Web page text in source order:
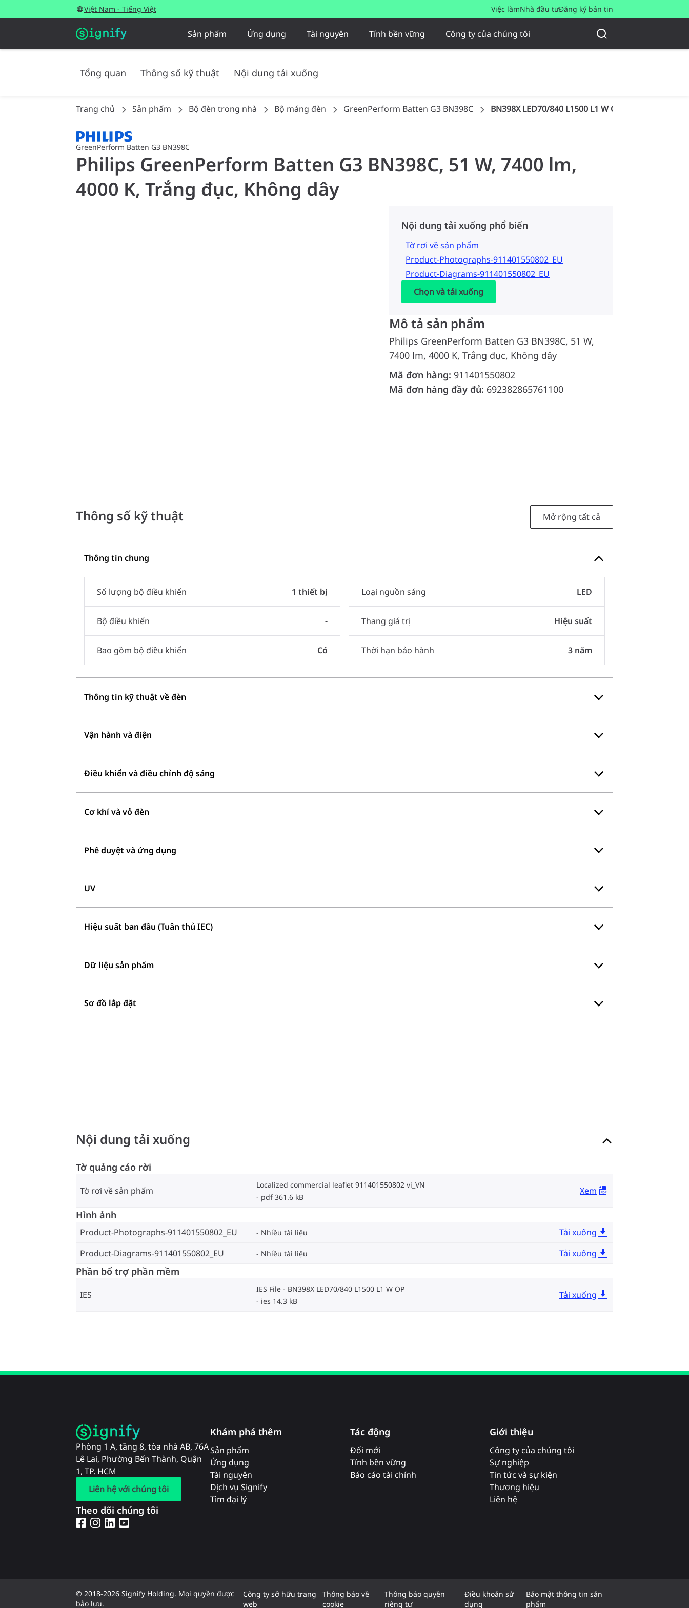
Việt Nam - Tiếng Việt Việc làmNhà đầu tưĐăng ký bản tin
Sản phẩm Ứng dụng Tài nguyên Tính bền vững Công ty của chúng tôi
Tổng quan Thông số kỹ thuật Nội dung tải xuống
Trang chủ Sản phẩm Bộ đèn trong nhà Bộ máng đèn GreenPerform Batten G3 BN398C BN398X LED70/840 L1500 L1 W OP
GreenPerform Batten G3 BN398C
Philips GreenPerform Batten G3 BN398C, 51 W, 7400 lm,
4000 K, Trắng đục, Không dây
Nội dung tải xuống phổ biến
Tờ rơi về sản phẩm
Product-Photographs-911401550802_EU
Product-Diagrams-911401550802_EU
Chọn và tải xuống
Mô tả sản phẩm
Philips GreenPerform Batten G3 BN398C, 51 W,
7400 lm, 4000 K, Trắng đục, Không dây
Mã đơn hàng: 911401550802
Mã đơn hàng đầy đủ: 692382865761100
Thông số kỹ thuật Mở rộng tất cả
Thông tin chung
Số lượng bộ điều khiển 1 thiết bị
Bộ điều khiển -
Bao gồm bộ điều khiển Có
Loại nguồn sáng LED
Thang giá trị Hiệu suất
Thời hạn bảo hành 3 năm
Thông tin kỹ thuật về đèn
Vận hành và điện
Điều khiển và điều chỉnh độ sáng
Cơ khí và vỏ đèn
Phê duyệt và ứng dụng
UV
Hiệu suất ban đầu (Tuân thủ IEC)
Dữ liệu sản phẩm
Sơ đồ lắp đặt
Nội dung tải xuống
Tờ quảng cáo rời
Tờ rơi về sản phẩm
Localized commercial leaflet 911401550802 vi_VN
pdf 361.6 kB
Xem
Hình ảnh
Product-Photographs-911401550802_EU Nhiều tài liệu
Tải xuống
Product-Diagrams-911401550802_EU
Nhiều tài liệu Tải xuống
Phần bổ trợ phần mềm
IES
IES File - BN398X LED70/840 L1500 L1 W OP
ies 14.3 kB
Tải xuống
Phòng 1 A, tầng 8, tòa nhà AB, 76A
Lê Lai, Phường Bến Thành, Quận
1, TP. HCM
Liên hệ với chúng tôi
Theo dõi chúng tôi
Khám phá thêm
Sản phẩm
Ứng dụng
Tài nguyên
Dịch vụ Signify
Tìm đại lý
Tác động
Đổi mới
Tính bền vững
Báo cáo tài chính
Giới thiệu
Công ty của chúng tôi
Sự nghiệp
Tin tức và sự kiện
Thương hiệu
Liên hệ
© 2018-2026 Signify Holding. Mọi quyền được
bảo lưu.
Công ty sở hữu trang
web
Thông báo về
cookie
Thông báo quyền
riêng tư
Điều khoản sử
dụng
Bảo mật thông tin sản
phẩm